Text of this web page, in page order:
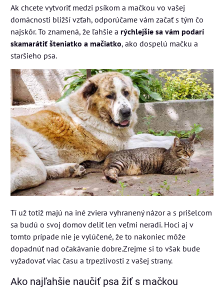
Ak chcete vytvoriť medzi psíkom a mačkou vo vašej
domácnosti bližší vzťah, odporúčame vám začať s tým čo
najskôr. To znamená, že ľahšie a rýchlejšie sa vám podarí
skamarátiť šteniatko a mačiatko, ako dospelú mačku a
staršieho psa.
Tí už totiž majú na iné zviera vyhranený názor a s prišelcom
sa budú o svoj domov deliť len veľmi neradi. Hoci aj v
tomto prípade nie je vylúčené, že to nakoniec môže
dopadnúť nad očakávanie dobre.Zrejme si to však bude
vyžadovať viac času a trpezlivosti z vašej strany.
Ako najľahšie naučiť psa žiť s mačkou